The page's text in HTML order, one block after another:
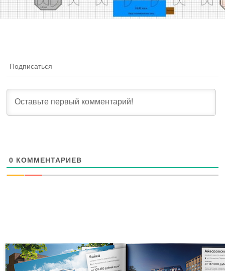
Подписаться
0 КОММЕНТАРИЕВ